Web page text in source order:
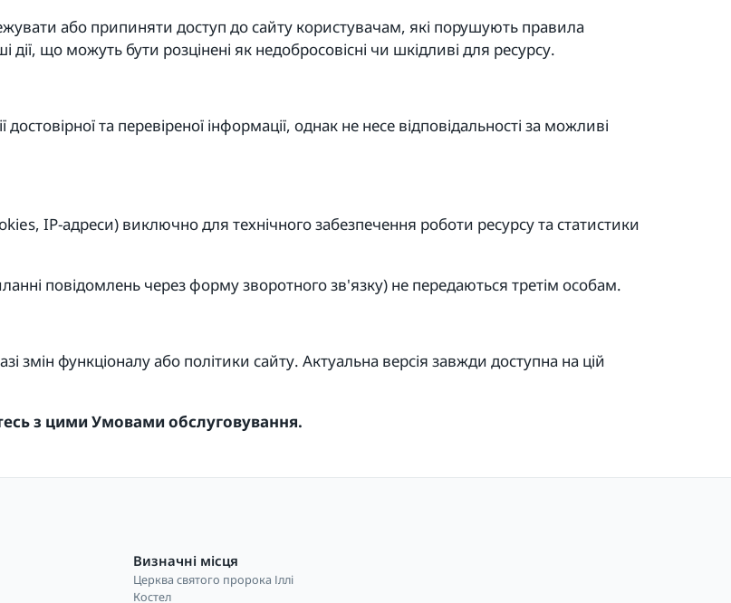
або припиняти доступ до сайту користувачам, які порушують правила
що можуть бути розцінені як недобросовісні чи шкідливі для ресурсу.
та перевіреної інформації, однак не несе відповідальності за можливі
IP-адреси) виключно для технічного забезпечення роботи ресурсу та статистики
повідомлень через форму зворотного зв'язку) не передаються третім особам.
змін функціоналу або політики сайту. Актуальна версія завжди доступна на цій
з цими Умовами обслуговування.
Визначні місця
Церква святого пророка Іллі
Костел